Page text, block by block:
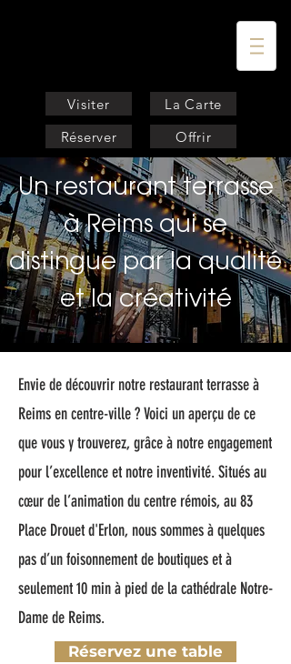
Visiter
Réserver
La Carte
Offrir
Un restaurant terrasse
à Reims qui se
distingue par la qualité
et la créativité
Envie de découvrir notre restaurant terrasse à
Reims en centre-ville ? Voici un aperçu de ce
que vous y trouverez, grâce à notre engagement
pour l’excellence et notre inventivité. Situés au
cœur de l’animation du centre rémois, au 83
Place Drouet d'Erlon, nous sommes à quelques
pas d’un foisonnement de boutiques et à
seulement 10 min à pied de la cathédrale Notre-
Dame de Reims.
Réservez une table